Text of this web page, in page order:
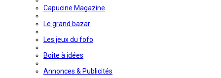
Capucine Magazine
Le grand bazar
Les jeux du fofo
Boite à idées
Annonces & Publicités